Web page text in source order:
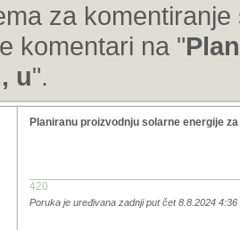
za
komentari na "
u".
Planiranu proizvodnju solarne energije za
420
Poruka je uređivana zadnji put čet 8.8.2024